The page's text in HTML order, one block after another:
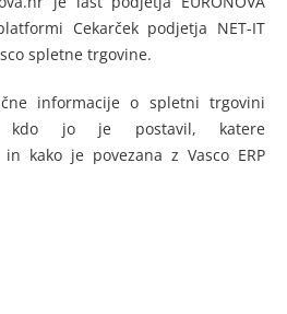
Cekarček podjetja NET-IT
spletne trgovine.
informacije o spletni trgovini
kdo jo je postavil, katere
kako je povezana z Vasco ERP